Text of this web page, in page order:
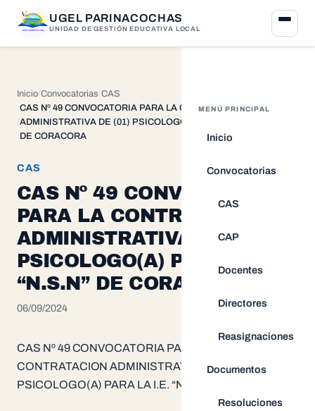
UGEL PARINACOCHAS
UNIDAD DE GESTIÓN EDUCATIVA LOCAL
MENÚ PRINCIPAL
Inicio
Convocatorias
CAS
CAP
Docentes
Directores
Reasignaciones
Documentos
Resoluciones
Inicio Convocatorias CAS
CAS Nº 49 CONVOCATORIA PARA LA CONTRATACION
ADMINISTRATIVA DE (01) PSICOLOGO(A) PARA LA I.E. “N.S.N”
DE CORACORA
CAS
CAS Nº 49 CONVOCATORIA
PARA LA CONTRATACION
ADMINISTRATIVA DE (01)
PSICOLOGO(A) PARA LA I.E.
“N.S.N” DE CORACORA
06/09/2024
CAS Nº 49 CONVOCATORIA PARA LA
CONTRATACION ADMINISTRATIVA DE (01)
PSICOLOGO(A) PARA LA I.E. “N.S.N” DE CORACORA